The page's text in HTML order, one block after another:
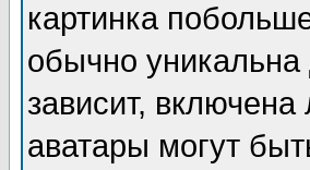
картинка
обычно уникальна
зависит,
аватары могут